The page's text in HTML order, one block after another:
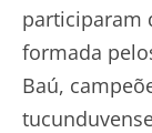
participaram
formada
Baú,